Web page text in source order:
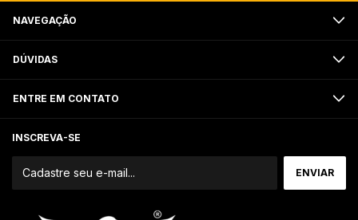
NAVEGAÇÃO
DÚVIDAS
ENTRE EM CONTATO
INSCREVA-SE